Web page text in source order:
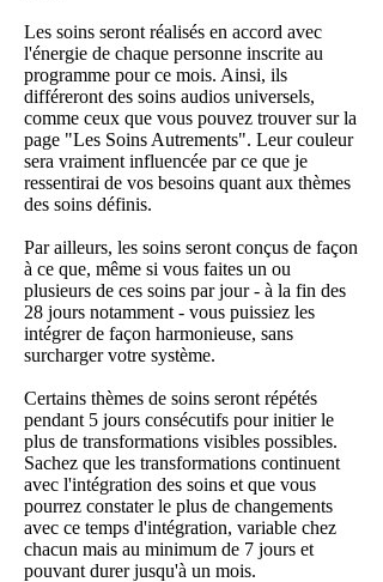
Les soins seront réalisés en accord avec
l'énergie de chaque personne inscrite au
programme pour ce mois. Ainsi, ils
différeront des soins audios universels,
comme ceux que vous pouvez trouver sur la
page "Les Soins Autrements". Leur couleur
sera vraiment influencée par ce que je
ressentirai de vos besoins quant aux thèmes
des soins définis.
Par ailleurs, les soins seront conçus de façon
à ce que, même si vous faites un ou
plusieurs de ces soins par jour - à la fin des
28 jours notamment - vous puissiez les
intégrer de façon harmonieuse, sans
surcharger votre système.
Certains thèmes de soins seront répétés
pendant 5 jours consécutifs pour initier le
plus de transformations visibles possibles.
Sachez que les transformations continuent
avec l'intégration des soins et que vous
pourrez constater le plus de changements
avec ce temps d'intégration, variable chez
chacun mais au minimum de 7 jours et
pouvant durer jusqu'à un mois.